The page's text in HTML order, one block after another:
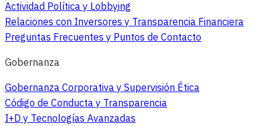
Actividad Política y Lobbying
Relaciones con Inversores y Transparencia Financiera
Preguntas Frecuentes y Puntos de Contacto
Gobernanza
Gobernanza Corporativa y Supervisión Ética
Código de Conducta y Transparencia
I+D y Tecnologías Avanzadas